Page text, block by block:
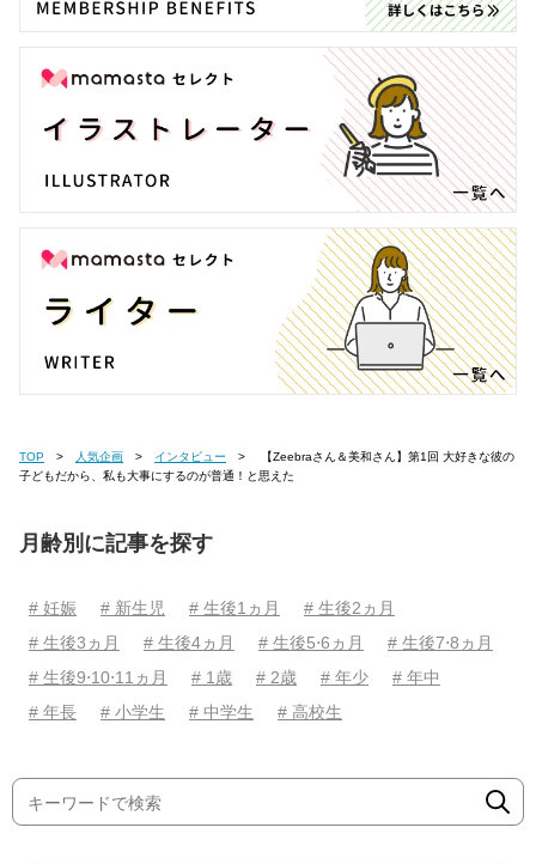
TOP 人気企画 インタビュー
子どもだから、私も大事にするのが普通！と思えた
月齢別に記事を探す
# 妊娠 # 新生児 # 生後1ヵ月
# 生後2ヵ月
# 生後3ヵ月
# 生後4ヵ月 # 生後5⋅6ヵ月
# 生後7⋅8ヵ月
# 生後9⋅10⋅11ヵ月
# 1歳 # 2歳 # 年少
# 年中
# 年長
# 小学生 # 中学生 # 高校生